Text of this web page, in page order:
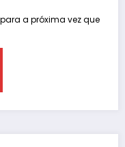
a próxima vez que